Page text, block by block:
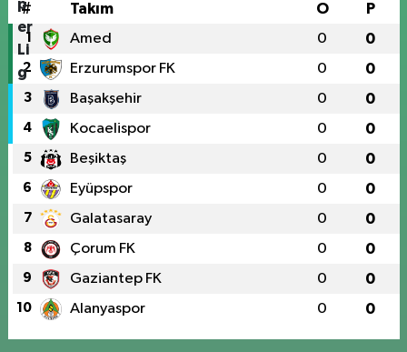
# Takım O P
1 Amed 0 0
2 Erzurumspor FK 0 0
3 Başakşehir 0 0
4 Kocaelispor 0 0
5 Beşiktaş 0 0
6 Eyüpspor 0 0
7 Galatasaray 0 0
8 Çorum FK 0 0
9 Gaziantep FK 0 0
10 Alanyaspor 0 0